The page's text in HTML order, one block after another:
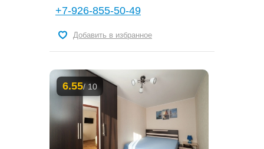
+7-926-855-50-49
Добавить в избранное
6.55/ 10